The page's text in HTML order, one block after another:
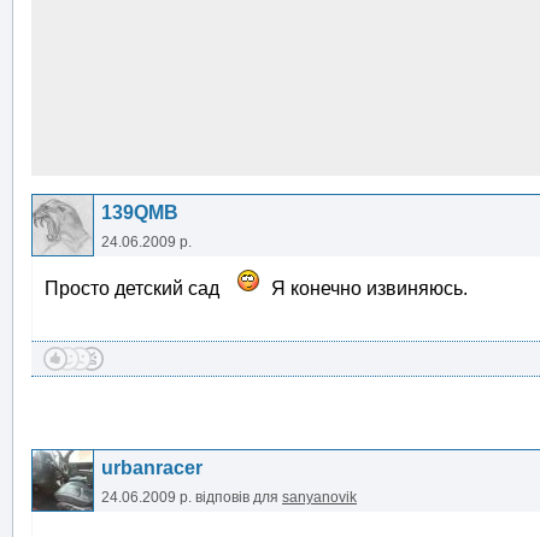
139QMB
24.06.2009 р.
Просто детский сад Я конечно извиняюсь.
urbanracer
24.06.2009 р. відповів для sanyanovik